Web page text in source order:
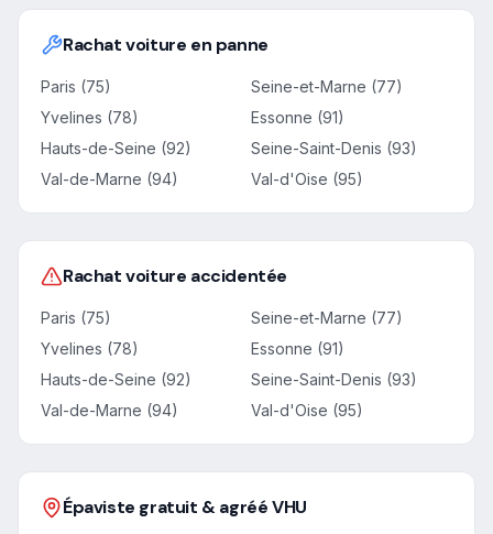
Rachat voiture en panne
Paris (75)
Seine-et-Marne (77)
Yvelines (78)
Essonne (91)
Hauts-de-Seine (92)
Seine-Saint-Denis (93)
Val-de-Marne (94)
Val-d'Oise (95)
Rachat voiture accidentée
Paris (75)
Seine-et-Marne (77)
Yvelines (78)
Essonne (91)
Hauts-de-Seine (92)
Seine-Saint-Denis (93)
Val-de-Marne (94)
Val-d'Oise (95)
Épaviste gratuit & agréé VHU